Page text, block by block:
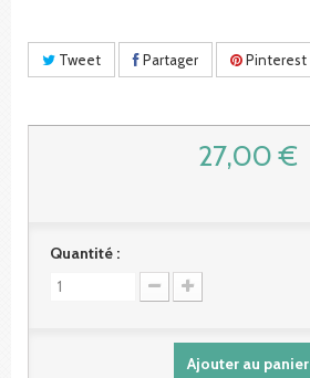
Tweet Partager Pinterest
27,00 €
Quantité :
Ajouter au panier